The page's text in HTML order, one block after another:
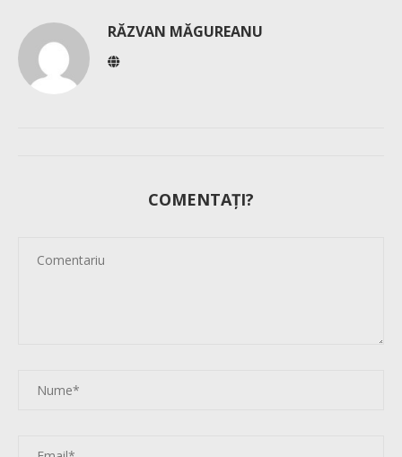
RĂZVAN MĂGUREANU
COMENTAȚI?